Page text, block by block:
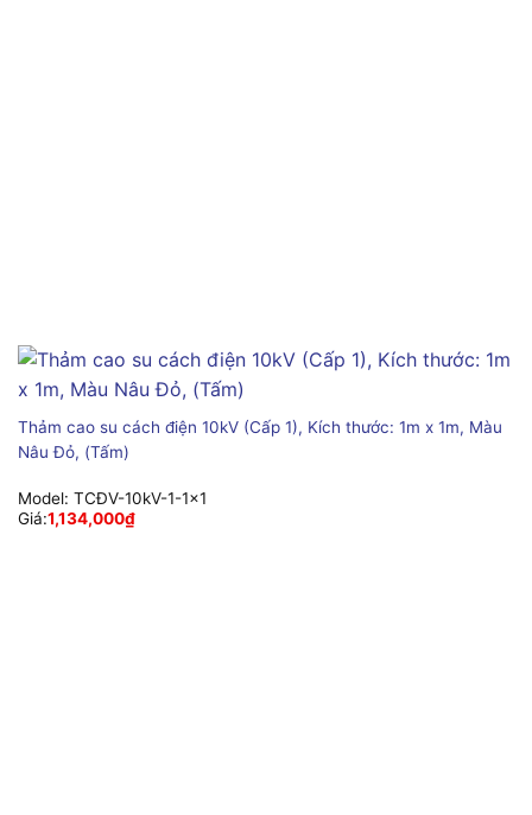
Thảm cao su cách điện 10kV (Cấp 1), Kích thước: 1m x 1m, Màu
Nâu Đỏ, (Tấm)
Model: TCĐV-10kV-1-1x1
Giá:1,134,000₫